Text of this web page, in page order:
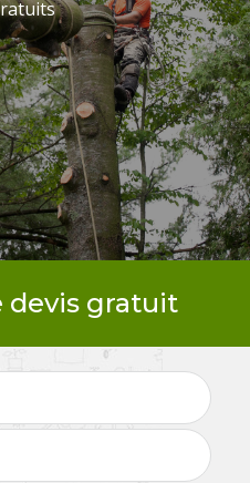
devis gratuit